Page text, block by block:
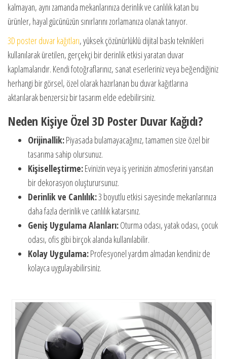
kalmayan, aynı zamanda mekanlarınıza derinlik ve canlılık katan bu
ürünler, hayal gücünüzün sınırlarını zorlamanıza olanak tanıyor.
3D poster duvar kağıtları, yüksek çözünürlüklü dijital baskı teknikleri
kullanılarak üretilen, gerçekçi bir derinlik etkisi yaratan duvar
kaplamalarıdır. Kendi fotoğraflarınız, sanat eserleriniz veya beğendiğiniz
herhangi bir görsel, özel olarak hazırlanan bu duvar kağıtlarına
aktarılarak benzersiz bir tasarım elde edebilirsiniz.
Neden Kişiye Özel 3D Poster Duvar Kağıdı?
Orijinallik:Piyasada bulamayacağınız, tamamen size özel bir
tasarıma sahip olursunuz.
Kişiselleştirme:Evinizin veya iş yerinizin atmosferini yansıtan
bir dekorasyon oluşturursunuz.
Derinlik ve Canlılık:3 boyutlu etkisi sayesinde mekanlarınıza
daha fazla derinlik ve canlılık katarsınız.
Geniş Uygulama Alanları:Oturma odası, yatak odası, çocuk
odası, ofis gibi birçok alanda kullanılabilir.
Kolay Uygulama:Profesyonel yardım almadan kendiniz de
kolayca uygulayabilirsiniz.